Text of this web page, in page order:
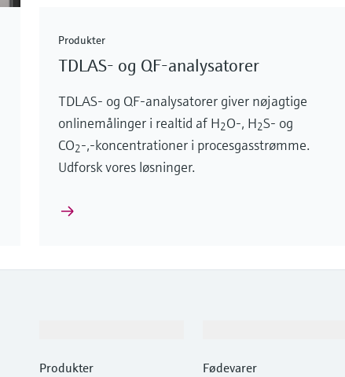
Produkter
TDLAS- og QF-analysatorer
TDLAS- og QF-analysatorer giver nøjagtige
onlinemålinger i realtid af H2O-, H2S- og
CO2-,-koncentrationer i procesgasstrømme.
Udforsk vores løsninger.
Produkter
Fødevarer